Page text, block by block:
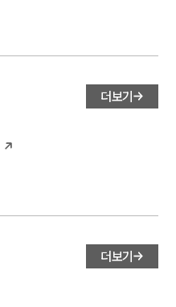
더보기
더보기